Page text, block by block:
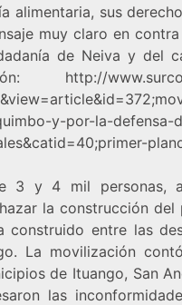
alimentaria, sus
muy claro en
de Neiva y del
http://
y-por-la-
3 y 4 mil personas,
la construcción
construido entre las
La movilización
de Ituango, San
las